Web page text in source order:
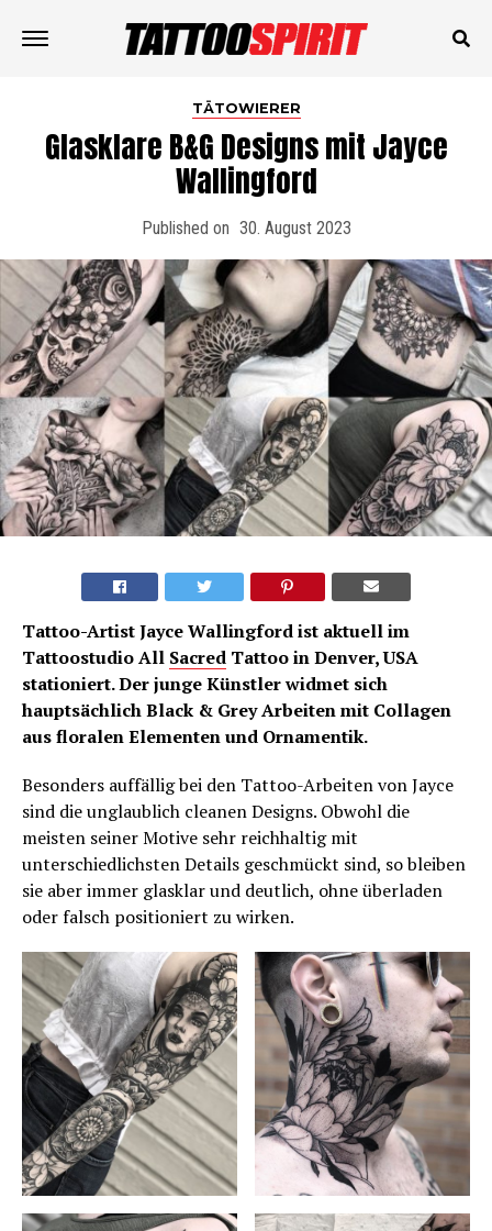
TÄTOWIERER
Glasklare B&G Designs mit Jayce
Wallingford
Published on 30. August 2023
Tattoo-Artist Jayce Wallingford ist aktuell im
Tattoostudio All Sacred Tattoo in Denver, USA
stationiert. Der junge Künstler widmet sich
hauptsächlich Black & Grey Arbeiten mit Collagen
aus floralen Elementen und Ornamentik.
Besonders auffällig bei den Tattoo-Arbeiten von Jayce
sind die unglaublich cleanen Designs. Obwohl die
meisten seiner Motive sehr reichhaltig mit
unterschiedlichsten Details geschmückt sind, so bleiben
sie aber immer glasklar und deutlich, ohne überladen
oder falsch positioniert zu wirken.